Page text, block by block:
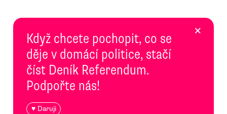
Když chcete pochopit, co se
děje v domácí politice, stačí
číst Deník Referendum.
Podpořte nás!
♥ Daruji
×